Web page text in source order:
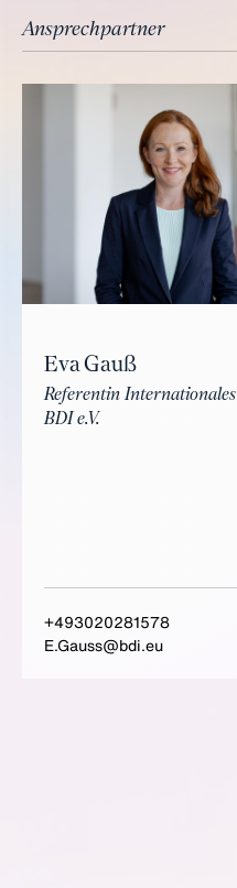
Ansprechpartner
Eva Gauß
Referentin Internationales
BDI e.V.
+493020281578
E.Gauss@bdi.eu